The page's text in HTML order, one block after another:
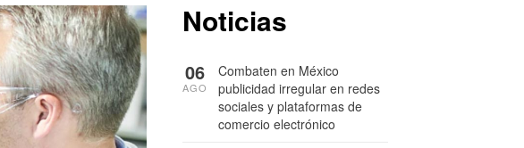
Noticias
Combaten en México
publicidad irregular en redes
sociales y plataformas de
comercio electrónico
06
AGO